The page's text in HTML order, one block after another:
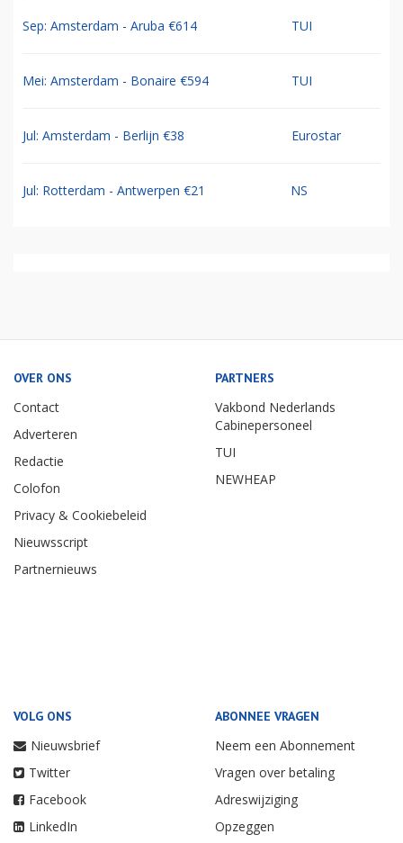
Sep: Amsterdam - Aruba €614 TUI
Mei: Amsterdam - Bonaire €594 TUI
Jul: Amsterdam - Berlijn €38 Eurostar
Jul: Rotterdam - Antwerpen €21 NS
OVER ONS
Contact
Adverteren
Redactie
Colofon
Privacy & Cookiebeleid
Nieuwsscript
Partnernieuws
PARTNERS
Vakbond Nederlands
Cabinepersoneel
TUI
NEWHEAP
VOLG ONS
Nieuwsbrief
Twitter
Facebook
LinkedIn
ABONNEE VRAGEN
Neem een Abonnement
Vragen over betaling
Adreswijziging
Opzeggen